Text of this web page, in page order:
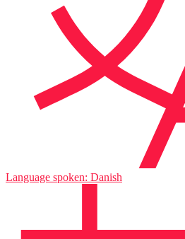
Language spoken: Danish